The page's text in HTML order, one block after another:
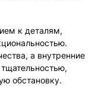
к деталям,
а внутренние
обстановку.